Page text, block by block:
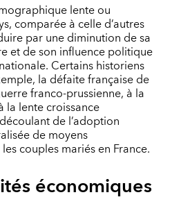
lente ou
comparée à celle d’autres
par une diminution de sa
et de son influence politique
Certains historiens
la défaite française de
franco-­prussienne, à la
la lente croissance
de l’adoption
de moyens
couples mariés en France.
économiques